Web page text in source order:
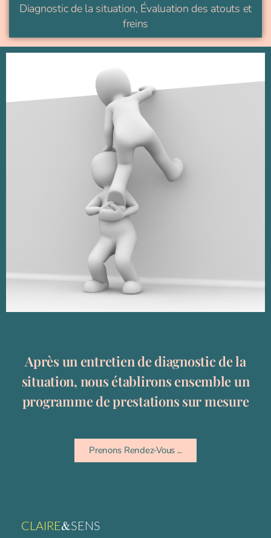
Diagnostic de la situation, Évaluation des atouts et
freins
Après un entretien de diagnostic de la
situation, nous établirons ensemble un
programme de prestations sur mesure
Prenons Rendez-Vous ...
CLAIRE&SENS